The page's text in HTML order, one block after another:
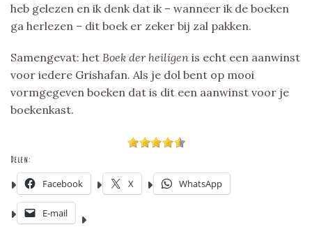
heb gelezen en ik denk dat ik – wanneer ik de boeken
ga herlezen – dit boek er zeker bij zal pakken.
Samengevat: het Boek der heiligen is echt een aanwinst
voor iedere Grishafan. Als je dol bent op mooi
vormgegeven boeken dat is dit een aanwinst voor je
boekenkast.
Delen:
Facebook X WhatsApp
E-mail